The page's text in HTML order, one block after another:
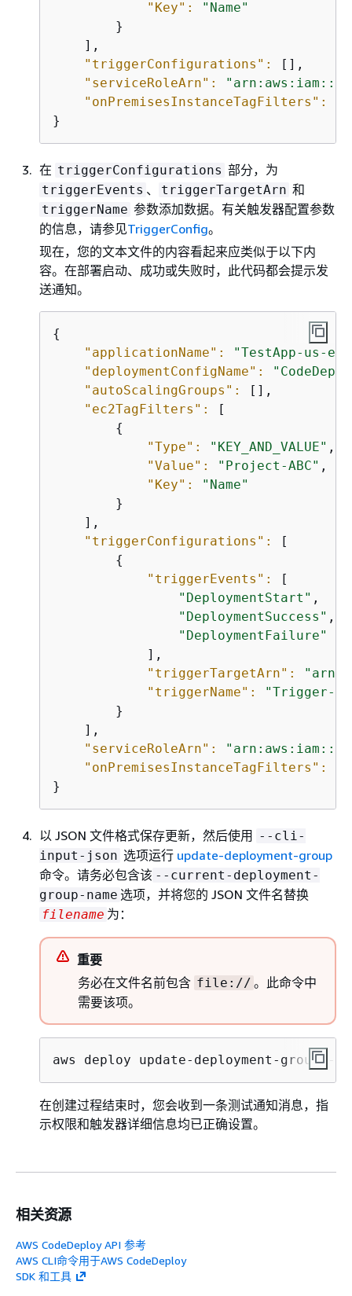
"Key":
"Name"
        }
    ],
"triggerConfigurations":
[],
"serviceRoleArn":
"onPremisesInstanceTagFilters":
}
在 triggerConfigurations 部分，为
triggerEvents 、 triggerTargetArn 和
triggerName 参数添加数据。有关触发器配置参数
的信息，请参见TriggerConfig。
现在，您的文本文件的内容看起来应类似于以下内
容。在部署启动、成功或失败时，此代码都会提示发
送通知。
{
"applicationName":
"TestApp-us-
"deploymentConfigName":
"autoScalingGroups":
[],
"ec2TagFilters":
[
{
"Type":
"KEY_AND_VALUE" ,
"Value":
"Project-ABC" ,
"Key":
"Name"
        }
    ],
"triggerConfigurations":
[
{
"triggerEvents":
[
"DeploymentStart" ,
"DeploymentSuccess" ,
"DeploymentFailure"
            ],
"triggerTargetArn":
"triggerName":
"Trigger-
        }
    ],
"serviceRoleArn":
"onPremisesInstanceTagFilters":
}
以 JSON 文件格式保存更新，然后使用
--cli-
input-json 选项运行 update-deployment-group
命令。请务必包含该 --current-deployment-
group-name 选项，并将您的 JSON 文件名替换
filename 为：
重要
务必在文件名前包含 file:// 。此命令中
需要该项。
aws deploy update-deployment-group --
在创建过程结束时，您会收到一条测试通知消息，指
示权限和触发器详细信息均已正确设置。
相关资源
AWS CodeDeploy API 参考
AWS CLI命令用于AWS CodeDeploy
SDK 和工具